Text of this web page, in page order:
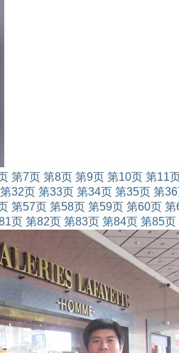
第7页 第8页 第9页 第10页 第11
第32页 第33页 第34页 第35页 第
第57页 第58页 第59页 第60页 第
页 第82页 第83页 第84页 第85页